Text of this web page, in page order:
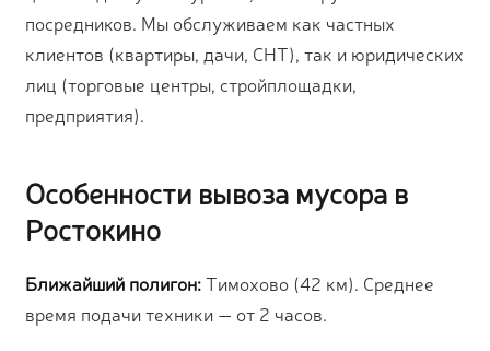
посредников. Мы обслуживаем как частных
клиентов (квартиры, дачи, СНТ), так и юридических
лиц (торговые центры, стройплощадки,
предприятия).
Особенности вывоза мусора в
Ростокино
Ближайший полигон:Тимохово (42 км). Среднее
время подачи техники — от 2 часов.